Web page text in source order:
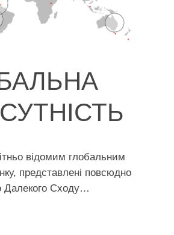
відомим глобальним
представлені повсюдно
Сходу…